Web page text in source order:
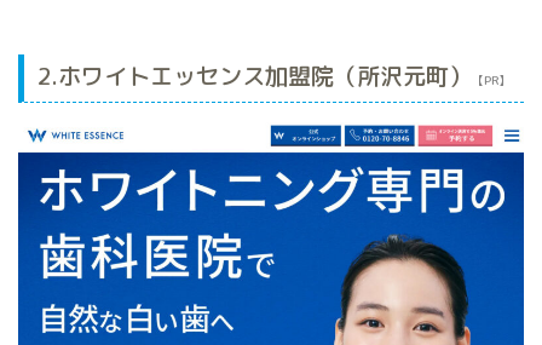
2.ホワイトエッセンス加盟院（所沢元町） 【PR】